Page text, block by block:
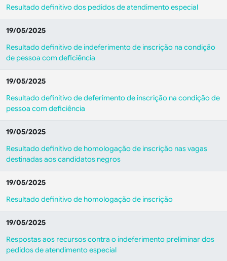
Resultado definitivo dos pedidos de atendimento especial
19/05/2025
Resultado definitivo de indeferimento de inscrição na condição
de pessoa com deficiência
19/05/2025
Resultado definitivo de deferimento de inscrição na condição de
pessoa com deficiência
19/05/2025
Resultado definitivo de homologação de inscrição nas vagas
destinadas aos candidatos negros
19/05/2025
Resultado definitivo de homologação de inscrição
19/05/2025
Respostas aos recursos contra o indeferimento preliminar dos
pedidos de atendimento especial